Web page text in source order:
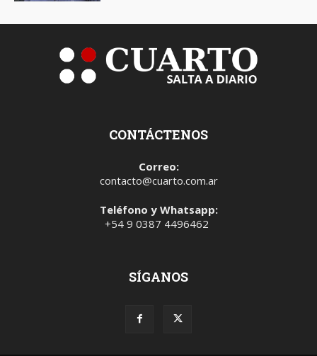
CONTÁCTENOS
Correo:
contacto@cuarto.com.ar
Teléfono y Whatsapp:
+54 9 0387 4496462
SÍGANOS